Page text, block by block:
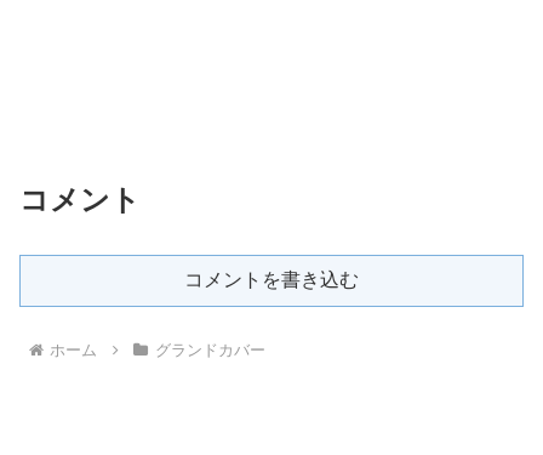
コメント
コメントを書き込む
ホーム グランドカバー